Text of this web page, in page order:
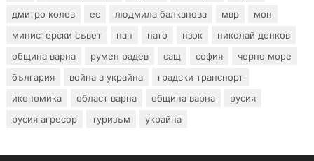
дмитро колев
ес людмила балканова мвр
мон
министерски съвет
нап нато нзок
николай денков
община варна
румен радев сащ софия
черно море
българия
война в украйна
градски транспорт
икономика
област варна община варна
русия
русия агресор
туризъм украйна